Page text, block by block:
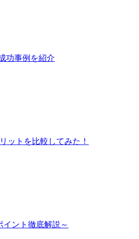
功事例を紹介
ットを比較してみた！
ント徹底解説～